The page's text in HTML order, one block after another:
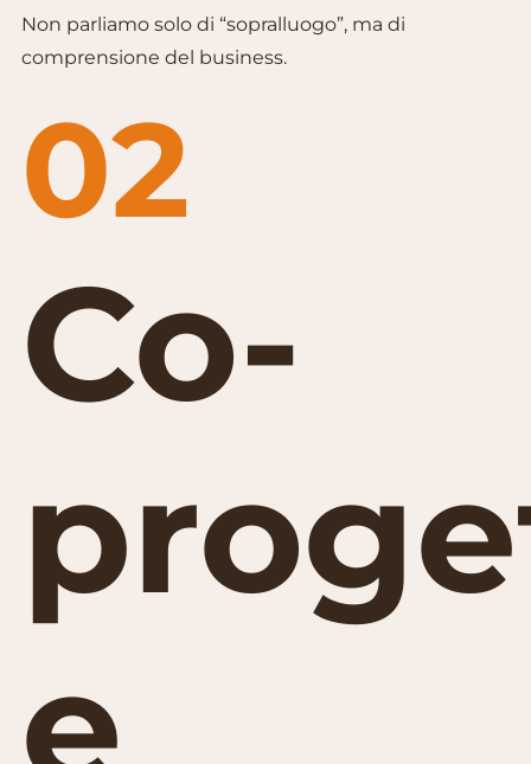
Non parliamo solo di “sopralluogo”, ma di
comprensione del business.
02
Co-